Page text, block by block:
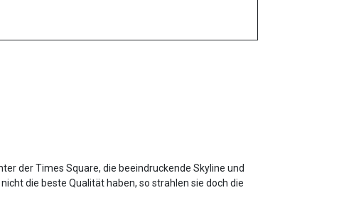
die beste Qualität haben, so strahlen sie doch die